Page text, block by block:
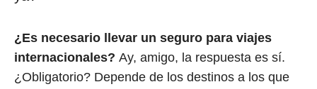
¿Es necesario llevar un seguro para viajes
internacionales? Ay, amigo, la respuesta es sí.
¿Obligatorio? Depende de los destinos a los que